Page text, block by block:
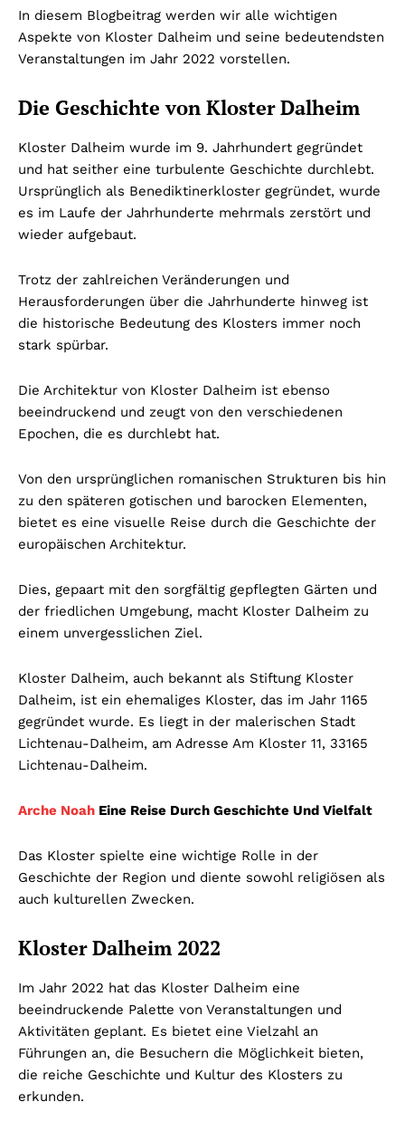
In diesem Blogbeitrag werden wir alle wichtigen
Aspekte von Kloster Dalheim und seine bedeutendsten
Veranstaltungen im Jahr 2022 vorstellen.
Die Geschichte von Kloster Dalheim
Kloster Dalheim wurde im 9. Jahrhundert gegründet
und hat seither eine turbulente Geschichte durchlebt.
Ursprünglich als Benediktinerkloster gegründet, wurde
es im Laufe der Jahrhunderte mehrmals zerstört und
wieder aufgebaut.
Trotz der zahlreichen Veränderungen und
Herausforderungen über die Jahrhunderte hinweg ist
die historische Bedeutung des Klosters immer noch
stark spürbar.
Die Architektur von Kloster Dalheim ist ebenso
beeindruckend und zeugt von den verschiedenen
Epochen, die es durchlebt hat.
Von den ursprünglichen romanischen Strukturen bis hin
zu den späteren gotischen und barocken Elementen,
bietet es eine visuelle Reise durch die Geschichte der
europäischen Architektur.
Dies, gepaart mit den sorgfältig gepflegten Gärten und
der friedlichen Umgebung, macht Kloster Dalheim zu
einem unvergesslichen Ziel.
Kloster Dalheim, auch bekannt als Stiftung Kloster
Dalheim, ist ein ehemaliges Kloster, das im Jahr 1165
gegründet wurde. Es liegt in der malerischen Stadt
Lichtenau-Dalheim, am Adresse Am Kloster 11, 33165
Lichtenau-Dalheim.
Arche Noah Eine Reise Durch Geschichte Und Vielfalt
Das Kloster spielte eine wichtige Rolle in der
Geschichte der Region und diente sowohl religiösen als
auch kulturellen Zwecken.
Kloster Dalheim 2022
Im Jahr 2022 hat das Kloster Dalheim eine
beeindruckende Palette von Veranstaltungen und
Aktivitäten geplant. Es bietet eine Vielzahl an
Führungen an, die Besuchern die Möglichkeit bieten,
die reiche Geschichte und Kultur des Klosters zu
erkunden.